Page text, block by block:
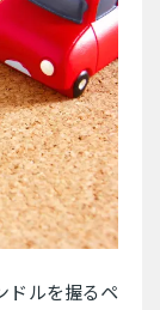
ドルを握るペ